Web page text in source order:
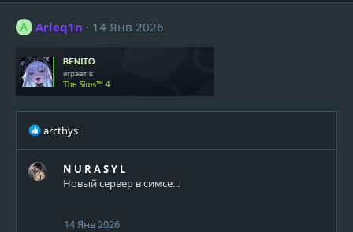
A Arleq1n 14 Янв 2026
Р
к
arcthys
N U R A S Y L
Новый сервер в симсе...
14 Янв 2026